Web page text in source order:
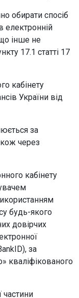
обирати спосіб
електронній
інше не
17.1 статті 17
кабінету
України від
за
через
кабінету
будь-якого
довірчих
за
кваліфікованого